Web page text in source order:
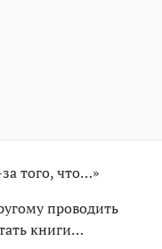
того, что…»
проводить
книги…